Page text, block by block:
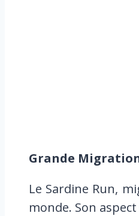
Grande
Le Sardine Run,
monde. Son